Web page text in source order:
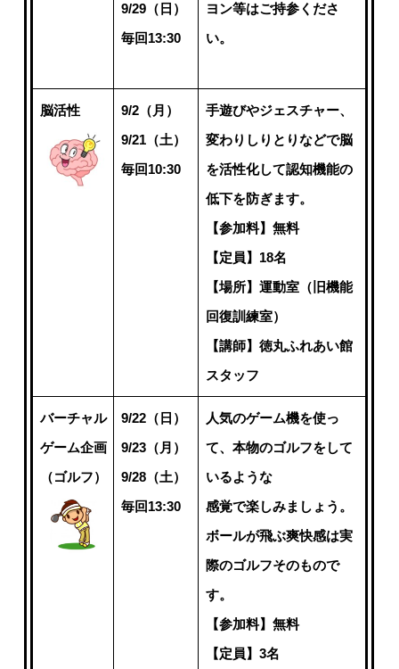
9/29（日）
毎回13:30
ヨン等はご持参くださ
い。
脳活性
9/2（月）
9/21（土）
毎回10:30
手遊びやジェスチャー、
変わりしりとりなどで脳
を活性化して認知機能の
低下を防ぎます。
【参加料】無料
【定員】18名
【場所】運動室（旧機能
回復訓練室）
【講師】徳丸ふれあい館
スタッフ
バーチャル
ゲーム企画
（ゴルフ）
9/22（日）
9/23（月）
9/28（土）
毎回13:30
人気のゲーム機を使っ
て、本物のゴルフをして
いるような
感覚で楽しみましょう。
ボールが飛ぶ爽快感は実
際のゴルフそのもので
す。
【参加料】無料
【定員】3名